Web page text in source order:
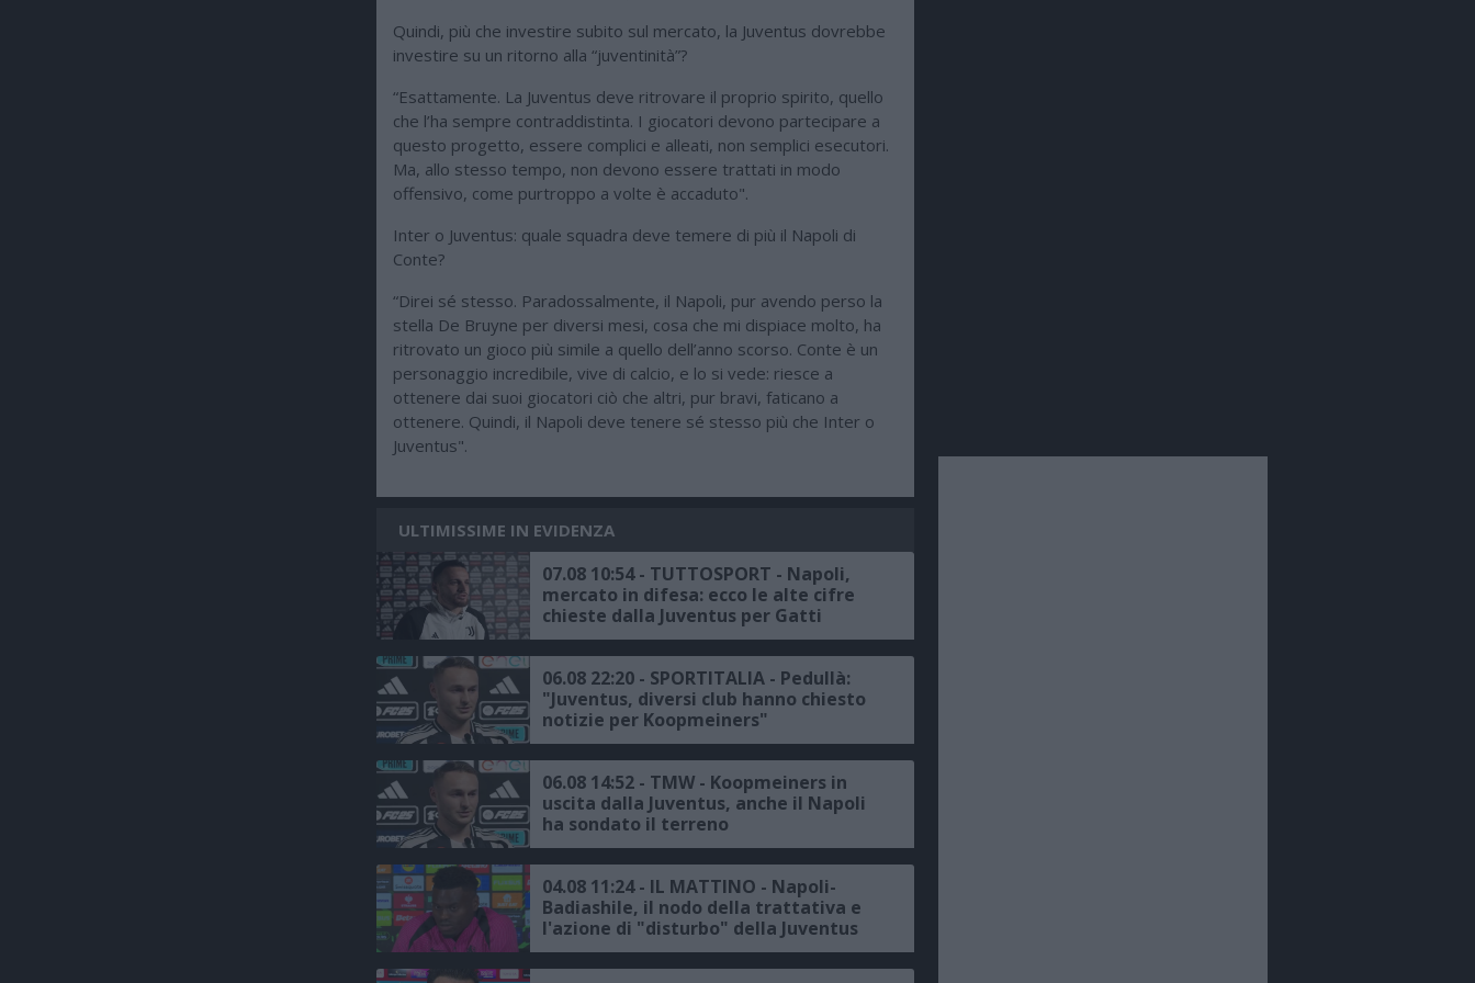
Quindi, più che investire subito sul mercato, la Juventus dovrebbe
investire su un ritorno alla “juventinità”?
“Esattamente. La Juventus deve ritrovare il proprio spirito, quello
che l’ha sempre contraddistinta. I giocatori devono partecipare a
questo progetto, essere complici e alleati, non semplici esecutori.
Ma, allo stesso tempo, non devono essere trattati in modo
offensivo, come purtroppo a volte è accaduto".
Inter o Juventus: quale squadra deve temere di più il Napoli di
Conte?
“Direi sé stesso. Paradossalmente, il Napoli, pur avendo perso la
stella De Bruyne per diversi mesi, cosa che mi dispiace molto, ha
ritrovato un gioco più simile a quello dell’anno scorso. Conte è un
personaggio incredibile, vive di calcio, e lo si vede: riesce a
ottenere dai suoi giocatori ciò che altri, pur bravi, faticano a
ottenere. Quindi, il Napoli deve tenere sé stesso più che Inter o
Juventus".
ULTIMISSIME IN EVIDENZA
07.08 10:54 - TUTTOSPORT - Napoli,
mercato in difesa: ecco le alte cifre
chieste dalla Juventus per Gatti
06.08 22:20 - SPORTITALIA - Pedullà:
"Juventus, diversi club hanno chiesto
notizie per Koopmeiners"
06.08 14:52 - TMW - Koopmeiners in
uscita dalla Juventus, anche il Napoli
ha sondato il terreno
04.08 11:24 - IL MATTINO - Napoli-
Badiashile, il nodo della trattativa e
l'azione di "disturbo" della Juventus